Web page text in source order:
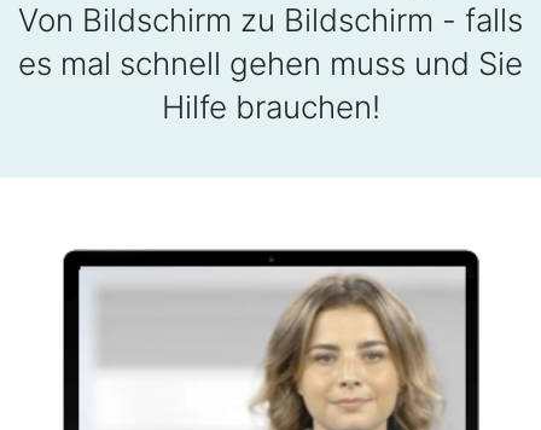
Von Bildschirm zu Bildschirm - falls
es mal schnell gehen muss und Sie
Hilfe brauchen!